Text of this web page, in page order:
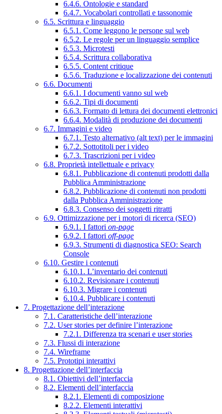
6.4.6. Ontologie e standard
6.4.7. Vocabolari controllati e tassonomie
6.5. Scrittura e linguaggio
6.5.1. Come leggono le persone sul web
6.5.2. Le regole per un linguaggio semplice
6.5.3. Microtesti
6.5.4. Scrittura collaborativa
6.5.5. Content critique
6.5.6. Traduzione e localizzazione dei contenuti
6.6. Documenti
6.6.1. I documenti vanno sul web
6.6.2. Tipi di documenti
6.6.3. Formato di lettura dei documenti elettronici
6.6.4. Modalità di produzione dei documenti
6.7. Immagini e video
6.7.1. Testo alternativo (alt text) per le immagini
6.7.2. Sottotitoli per i video
6.7.3. Trascrizioni per i video
6.8. Proprietà intellettuale e privacy
6.8.1. Pubblicazione di contenuti prodotti dalla
Pubblica Amministrazione
6.8.2. Pubblicazione di contenuti non prodotti
dalla Pubblica Amministrazione
6.8.3. Consenso dei soggetti ritratti
6.9. Ottimizzazione per i motori di ricerca (SEO)
6.9.1. I fattori on-page
6.9.2. I fattori off-page
6.9.3. Strumenti di diagnostica SEO: Search
Console
6.10. Gestire i contenuti
6.10.1. L’inventario dei contenuti
6.10.2. Revisionare i contenuti
6.10.3. Migrare i contenuti
6.10.4. Pubblicare i contenuti
7. Progettazione dell’interazione
7.1. Caratteristiche dell’interazione
7.2. User stories per definire l’interazione
7.2.1. Differenza tra scenari e user stories
7.3. Flussi di interazione
7.4. Wireframe
7.5. Prototipi interattivi
8. Progettazione dell’interfaccia
8.1. Obiettivi dell’interfaccia
8.2. Elementi dell’interfaccia
8.2.1. Elementi di composizione
8.2.2. Elementi interattivi